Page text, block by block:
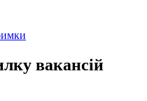
вакансій